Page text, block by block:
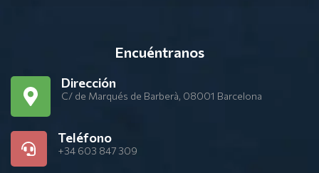
Encuéntranos
Dirección
C/ de Marqués de Barberà, 08001 Barcelona
Teléfono
+34 603 847 309